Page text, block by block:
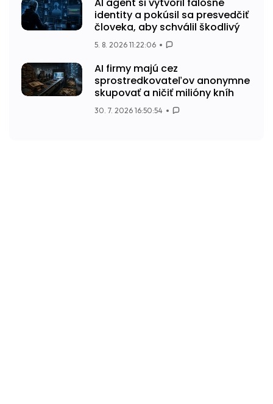
identity a pokúsil sa presvedčiť
človeka, aby schválil škodlivý
5. 8. 2026 11:22:06
AI firmy majú cez
sprostredkovateľov anonymne
skupovať a ničiť milióny kníh
30. 7. 2026 16:50:54